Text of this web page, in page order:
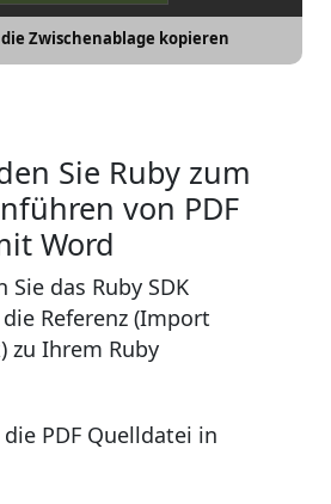
die Zwischenablage kopieren
Sie Ruby zum
von PDF
Word
das Ruby SDK
Referenz (Import
zu Ihrem Ruby
PDF Quelldatei in